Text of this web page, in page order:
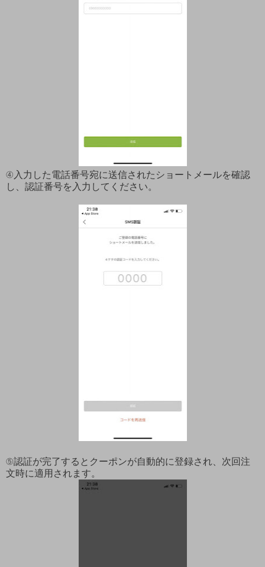
④入力した電話番号宛に送信されたショートメールを確認
し、認証番号を入力してください。
⑤認証が完了するとクーポンが自動的に登録され、次回注
文時に適用されます。